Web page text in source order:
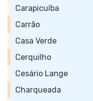
Carapicuíba
Carrão
Casa Verde
Cerquilho
Cesário Lange
Charqueada